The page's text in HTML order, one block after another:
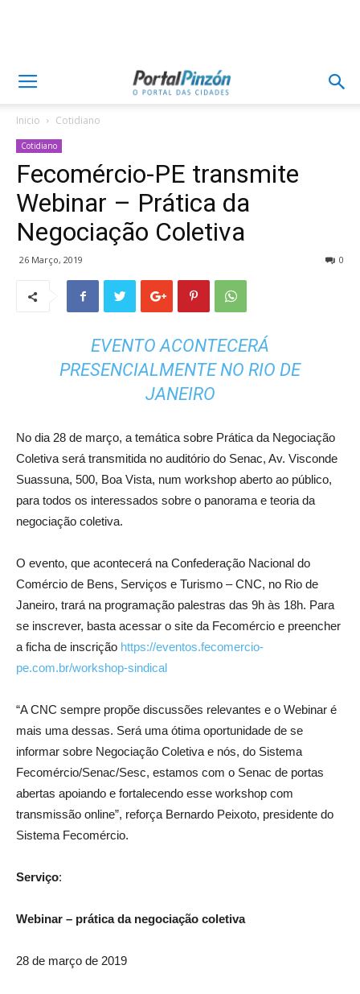
Inicio Cotidiano
Cotidiano
Fecomércio-PE transmite
Webinar – Prática da
Negociação Coletiva
26 Março, 2019 0
EVENTO ACONTECERÁ
PRESENCIALMENTE NO RIO DE
JANEIRO
No dia 28 de março, a temática sobre Prática da Negociação
Coletiva será transmitida no auditório do Senac, Av. Visconde
Suassuna, 500, Boa Vista, num workshop aberto ao público,
para todos os interessados sobre o panorama e teoria da
negociação coletiva.
O evento, que acontecerá na Confederação Nacional do
Comércio de Bens, Serviços e Turismo – CNC, no Rio de
Janeiro, trará na programação palestras das 9h às 18h. Para
se inscrever, basta acessar o site da Fecomércio e preencher
a ficha de inscrição https://eventos.fecomercio-
pe.com.br/workshop-sindical
“A CNC sempre propõe discussões relevantes e o Webinar é
mais uma dessas. Será uma ótima oportunidade de se
informar sobre Negociação Coletiva e nós, do Sistema
Fecomércio/Senac/Sesc, estamos com o Senac de portas
abertas apoiando e fortalecendo esse workshop com
transmissão online”, reforça Bernardo Peixoto, presidente do
Sistema Fecomércio.
Serviço:
Webinar – prática da negociação coletiva
28 de março de 2019